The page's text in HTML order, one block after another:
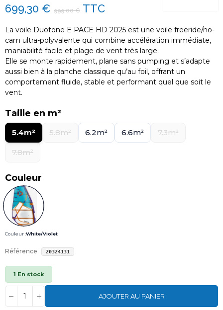
699,30 € 999,00 € TTC
La voile Duotone E PACE HD 2025 est une voile freeride/no-
cam ultra-polyvalente qui combine accélération immédiate,
maniabilité facile et plage de vent très large.
Elle se monte rapidement, plane sans pumping et s’adapte
aussi bien à la planche classique qu’au foil, offrant un
comportement fluide, stable et performant quel que soit le
vent.
Taille en m²
5.4m² 5.8m² 6.2m² 6.6m² 7.3m²
7.8m²
Couleur
Couleur :White/Violet
Référence 20324131
1 En stock
AJOUTER AU PANIER